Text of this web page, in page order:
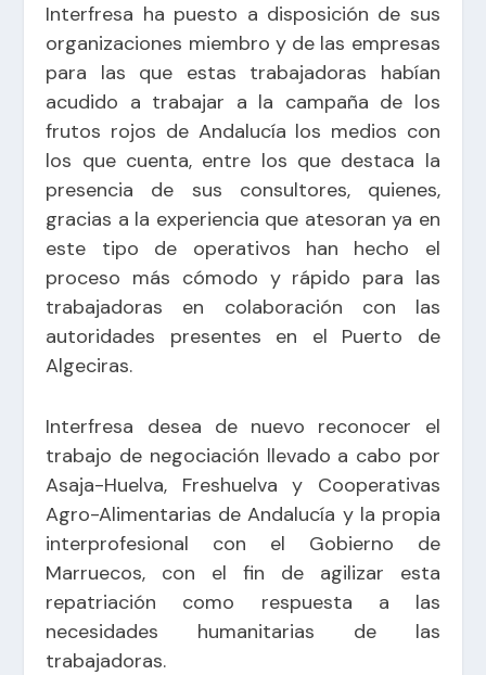
Interfresa ha puesto a disposición de sus
organizaciones miembro y de las empresas
para las que estas trabajadoras habían
acudido a trabajar a la campaña de los
frutos rojos de Andalucía los medios con
los que cuenta, entre los que destaca la
presencia de sus consultores, quienes,
gracias a la experiencia que atesoran ya en
este tipo de operativos han hecho el
proceso más cómodo y rápido para las
trabajadoras en colaboración con las
autoridades presentes en el Puerto de
Algeciras.
Interfresa desea de nuevo reconocer el
trabajo de negociación llevado a cabo por
Asaja-Huelva, Freshuelva y Cooperativas
Agro-Alimentarias de Andalucía y la propia
interprofesional con el Gobierno de
Marruecos, con el fin de agilizar esta
repatriación como respuesta a las
necesidades humanitarias de las
trabajadoras.